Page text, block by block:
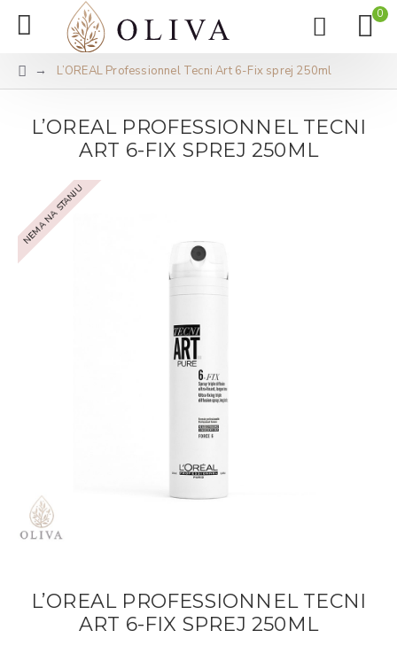
0
L’OREAL Professionnel Tecni Art 6-Fix sprej 250ml
L’OREAL PROFESSIONNEL TECNI
ART 6-FIX SPREJ 250ML
NEMA NA STANJU
L’OREAL PROFESSIONNEL TECNI
ART 6-FIX SPREJ 250ML